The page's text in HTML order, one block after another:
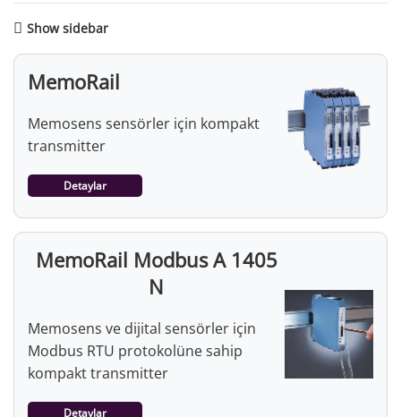
Show sidebar
MemoRail
Memosens sensörler için kompakt
transmitter
Detaylar
MemoRail Modbus A 1405
N
Memosens ve dijital sensörler için
Modbus RTU protokolüne sahip
kompakt transmitter
Detaylar